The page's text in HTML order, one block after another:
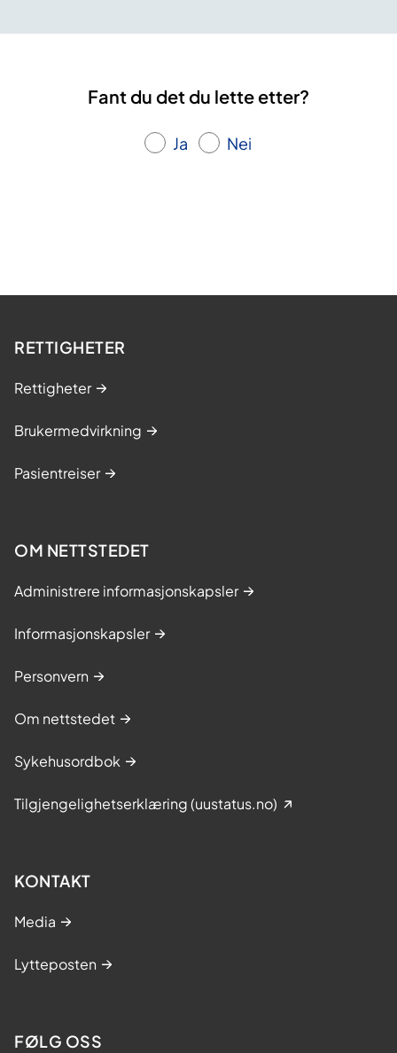
Fant du det du lette etter?
Ja Nei
RETTIGHETER
Rettigheter
Brukermedvirkning
Pasientreiser
OM NETTSTEDET
Administrere informasjonskapsler
Informasjonskapsler
Personvern
Om nettstedet
Sykehusordbok
Tilgjengelighetserklæring (uustatus.no)
KONTAKT
Media
Lytteposten
FØLG OSS